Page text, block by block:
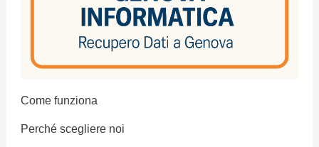
Come funziona
Perché scegliere noi